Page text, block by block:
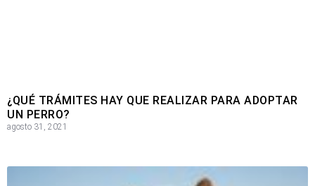
¿QUÉ TRÁMITES HAY QUE REALIZAR PARA ADOPTAR
UN PERRO?
agosto 31, 2021